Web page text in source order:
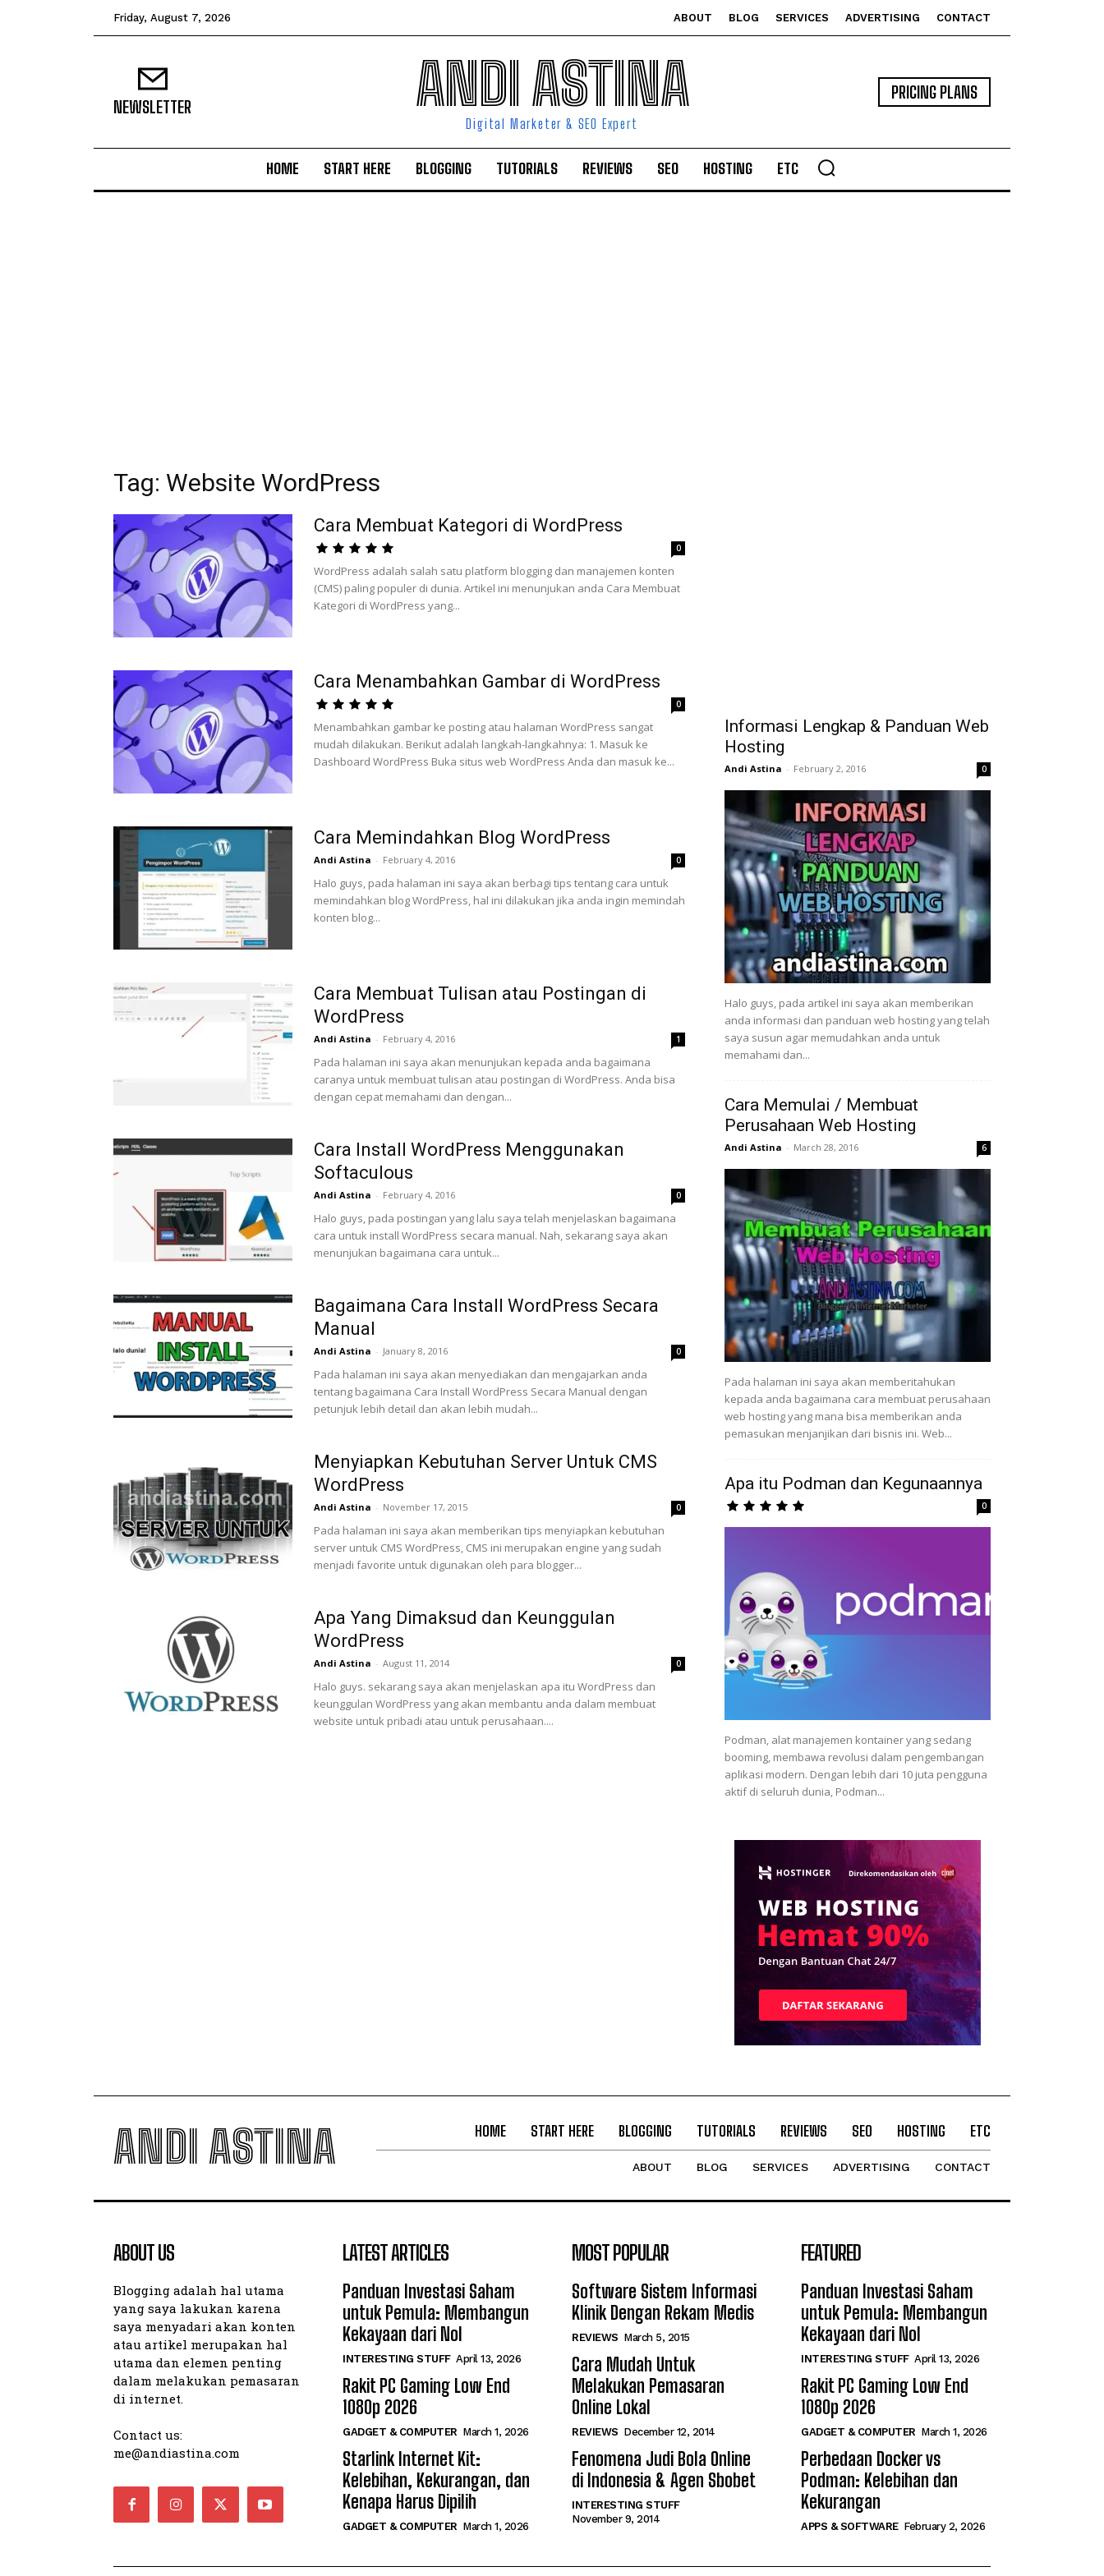
Friday, August 7, 2026 ABOUT BLOG SERVICES ADVERTISING CONTACT
NEWSLETTER ANDI ASTINA
Digital Marketer & SEO Expert
PRICING PLANS
HOME START HERE BLOGGING TUTORIALS REVIEWS SEO HOSTING ETC
Tag: Website WordPress
Cara Membuat Kategori di WordPress
0
WordPress adalah salah satu platform blogging dan manajemen konten
(CMS) paling populer di dunia. Artikel ini menunjukan anda Cara Membuat
Kategori di WordPress yang...
Cara Menambahkan Gambar di WordPress
0
Menambahkan gambar ke posting atau halaman WordPress sangat
mudah dilakukan. Berikut adalah langkah-langkahnya: 1. Masuk ke
Dashboard WordPress Buka situs web WordPress Anda dan masuk ke...
Cara Memindahkan Blog WordPress
Andi Astina - February 4, 2016 0
Halo guys, pada halaman ini saya akan berbagi tips tentang cara untuk
memindahkan blog WordPress, hal ini dilakukan jika anda ingin memindah
konten blog...
Cara Membuat Tulisan atau Postingan di
WordPress
Andi Astina - February 4, 2016 1
Pada halaman ini saya akan menunjukan kepada anda bagaimana
caranya untuk membuat tulisan atau postingan di WordPress. Anda bisa
dengan cepat memahami dan dengan...
Cara Install WordPress Menggunakan
Softaculous
Andi Astina - February 4, 2016 0
Halo guys, pada postingan yang lalu saya telah menjelaskan bagaimana
cara untuk install WordPress secara manual. Nah, sekarang saya akan
menunjukan bagaimana cara untuk...
Bagaimana Cara Install WordPress Secara
Manual
Andi Astina - January 8, 2016 0
Pada halaman ini saya akan menyediakan dan mengajarkan anda
tentang bagaimana Cara Install WordPress Secara Manual dengan
petunjuk lebih detail dan akan lebih mudah...
Menyiapkan Kebutuhan Server Untuk CMS
WordPress
Andi Astina - November 17, 2015 0
Pada halaman ini saya akan memberikan tips menyiapkan kebutuhan
server untuk CMS WordPress, CMS ini merupakan engine yang sudah
menjadi favorite untuk digunakan oleh para blogger...
Apa Yang Dimaksud dan Keunggulan
WordPress
Andi Astina - August 11, 2014 0
Halo guys. sekarang saya akan menjelaskan apa itu WordPress dan
keunggulan WordPress yang akan membantu anda dalam membuat
website untuk pribadi atau untuk perusahaan....
Informasi Lengkap & Panduan Web
Hosting
Andi Astina - February 2, 2016 0
Halo guys, pada artikel ini saya akan memberikan
anda informasi dan panduan web hosting yang telah
saya susun agar memudahkan anda untuk
memahami dan...
Cara Memulai / Membuat
Perusahaan Web Hosting
Andi Astina - March 28, 2016 6
Pada halaman ini saya akan memberitahukan
kepada anda bagaimana cara membuat perusahaan
web hosting yang mana bisa memberikan anda
pemasukan menjanjikan dari bisnis ini. Web...
Apa itu Podman dan Kegunaannya
0
Podman, alat manajemen kontainer yang sedang
booming, membawa revolusi dalam pengembangan
aplikasi modern. Dengan lebih dari 10 juta pengguna
aktif di seluruh dunia, Podman...
ANDI ASTINA HOME START HERE BLOGGING TUTORIALS REVIEWS SEO HOSTING ETC
ABOUT BLOG SERVICES ADVERTISING CONTACT
ABOUT US
Blogging adalah hal utama
yang saya lakukan karena
saya menyadari akan konten
atau artikel merupakan hal
utama dan elemen penting
dalam melakukan pemasaran
di internet.
Contact us:
me@andiastina.com
LATEST ARTICLES
Panduan Investasi Saham
untuk Pemula: Membangun
Kekayaan dari Nol
INTERESTING STUFF April 13, 2026
Rakit PC Gaming Low End
1080p 2026
GADGET & COMPUTER March 1, 2026
Starlink Internet Kit:
Kelebihan, Kekurangan, dan
Kenapa Harus Dipilih
GADGET & COMPUTER March 1, 2026
MOST POPULAR
Software Sistem Informasi
Klinik Dengan Rekam Medis
REVIEWS March 5, 2015
Cara Mudah Untuk
Melakukan Pemasaran
Online Lokal
REVIEWS December 12, 2014
Fenomena Judi Bola Online
di Indonesia & Agen Sbobet
INTERESTING STUFF
November 9, 2014
FEATURED
Panduan Investasi Saham
untuk Pemula: Membangun
Kekayaan dari Nol
INTERESTING STUFF April 13, 2026
Rakit PC Gaming Low End
1080p 2026
GADGET & COMPUTER March 1, 2026
Perbedaan Docker vs
Podman: Kelebihan dan
Kekurangan
APPS & SOFTWARE February 2, 2026